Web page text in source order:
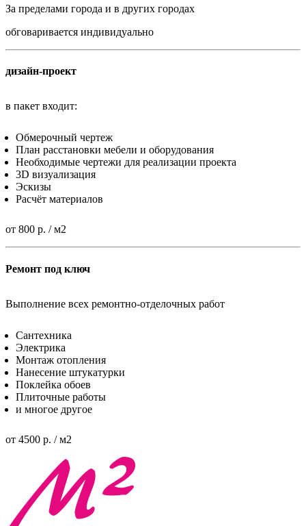
За пределами города и в других городах
обговаривается индивидуально
дизайн-проект
в пакет входит:
Обмерочный чертеж
План расстановки мебели и оборудования
Необходимые чертежи для реализации проекта
3D визуализация
Эскизы
Расчёт материалов
от 800 р. / м2
Ремонт под ключ
Выполнение всех ремонтно-отделочных работ
Сантехника
Электрика
Монтаж отопления
Нанесение штукатурки
Поклейка обоев
Плиточные работы
и многое другое
от 4500 р. / м2